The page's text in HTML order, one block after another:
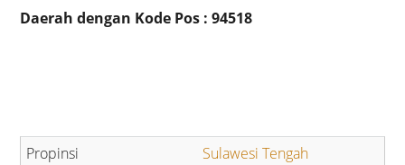
Daerah dengan Kode Pos : 94518
Sulawesi Tengah